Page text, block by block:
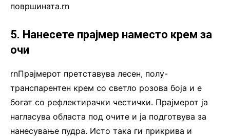
површината.rn
5. Нанесете прајмер наместо крем за
очи
rnПрајмерот претставува лесен, полу-
транспарентен крем со светло розова боја и е
богат со рефлектирачки честички. Прајмерот ја
нагласува областа под очите и ја подготвува за
нанесување пудра. Исто така ги прикрива и